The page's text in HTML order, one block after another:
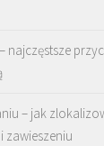
najczęstsze
– jak
zawieszeniu